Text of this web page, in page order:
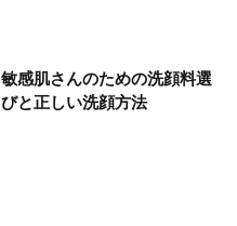
敏感肌さんのための洗顔料選
びと正しい洗顔方法